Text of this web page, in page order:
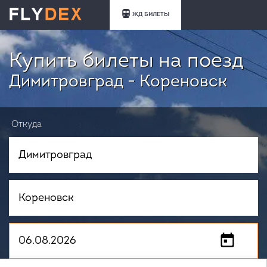
ЖД БИЛЕТЫ
Купить билеты на поезд
Димитровград - Кореновск
Откуда